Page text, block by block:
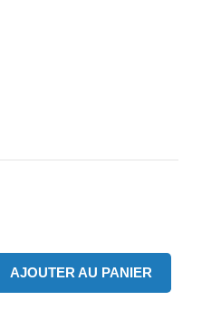
AJOUTER AU PANIER